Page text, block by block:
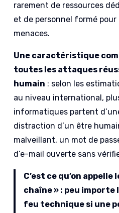
rarement de ressources
et de personnel formé
menaces.
Une caractéristique
toutes les attaques
humain : selon les
au niveau international,
informatiques partent
distraction d’un être
malveillant, un mot de
d’e-mail ouverte sans
C’est ce qu’on
chaîne » : peu
feu technique si une